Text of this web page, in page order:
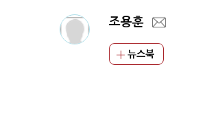
조용훈
뉴스북